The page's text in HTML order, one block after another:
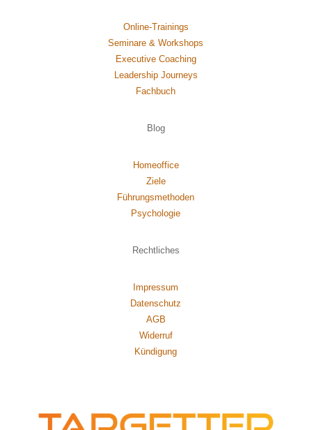
Online-Trainings
Seminare & Workshops
Executive Coaching
Leadership Journeys
Fachbuch
Blog
Homeoffice
Ziele
Führungsmethoden
Psychologie
Rechtliches
Impressum
Datenschutz
AGB
Widerruf
Kündigung